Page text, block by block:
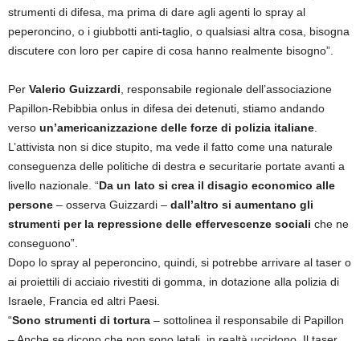
strumenti di difesa, ma prima di dare agli agenti lo spray al
peperoncino, o i giubbotti anti-taglio, o qualsiasi altra cosa, bisogna
discutere con loro per capire di cosa hanno realmente bisogno”.
Per Valerio Guizzardi , responsabile regionale dell’associazione
Papillon-Rebibbia onlus in difesa dei detenuti, stiamo andando
verso un’americanizzazione delle forze di polizia italiane
L’attivista non si dice stupito, ma vede il fatto come una naturale
conseguenza delle politiche di destra e securitarie portate avanti a
livello nazionale. “Da un lato si crea il disagio economico alle
persone – osserva Guizzardi – dall’altro si aumentano gli
strumenti per la repressione delle effervescenze sociali che ne
conseguono”.
Dopo lo spray al peperoncino, quindi, si potrebbe arrivare al taser o
ai proiettili di acciaio rivestiti di gomma, in dotazione alla polizia di
Israele, Francia ed altri Paesi.
“Sono strumenti di tortura – sottolinea il responsabile di Papillon